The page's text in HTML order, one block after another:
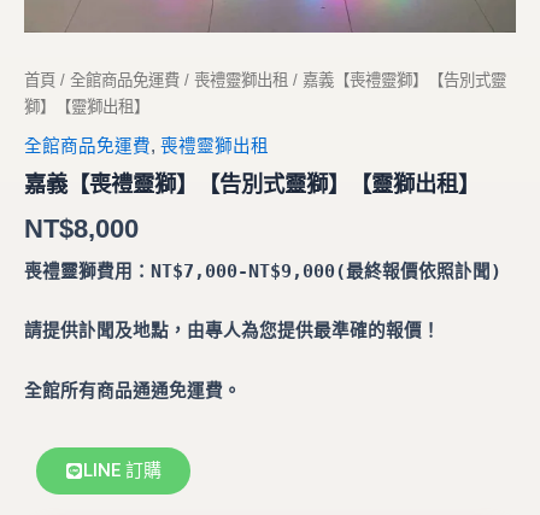
首頁 / 全館商品免運費 / 喪禮靈獅出租 / 嘉義【喪禮靈獅】【告別式靈
獅】【靈獅出租】
全館商品免運費, 喪禮靈獅出租
嘉義【喪禮靈獅】【告別式靈獅】【靈獅出租】
NT$8,000
喪禮靈獅費用： NT$7 ,000-NT$9 ,000(最終報價依照訃聞)
請提供訃聞及地點，由專人為您提供最準確的報價！
全館所有商品通通免運費。
LINE 訂購